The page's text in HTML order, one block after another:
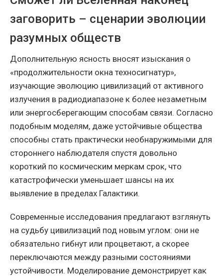
заговорить – сценарии эволюции
разумных обществ
Дополнительную ясность вносят изыскания о
«продолжительности окна техносигнатур»,
изучающие эволюцию цивилизаций от активного
излучения в радиодиапазоне к более незаметным
или энергосберегающим способам связи. Согласно
подобным моделям, даже устойчивые общества
способны стать практически необнаружимыми для
стороннего наблюдателя спустя довольно
короткий по космическим меркам срок, что
катастрофически уменьшает шансы на их
выявление в пределах Галактики.
Современные исследования предлагают взглянуть
на судьбу цивилизаций под новым углом: они не
обязательно гибнут или процветают, а скорее
переключаются между разными состояниями
устойчивости. Моделирование демонстрирует как